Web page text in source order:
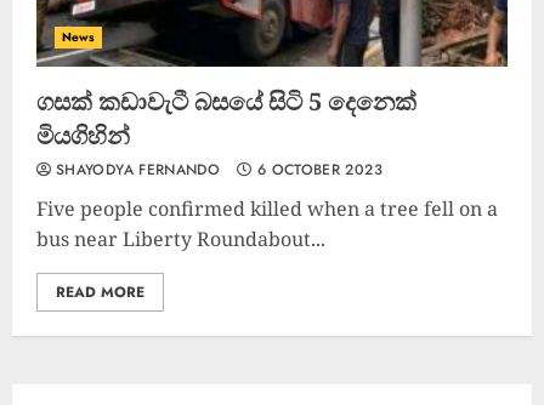
News
ගසක් කඩාවැටී බසයේ සිටි 5 දෙනෙක්
මියගිහින්
SHAYODYA FERNANDO 6 OCTOBER 2023
Five people confirmed killed when a tree fell on a
bus near Liberty Roundabout...
READ MORE
4
22 OCTOBER 2022